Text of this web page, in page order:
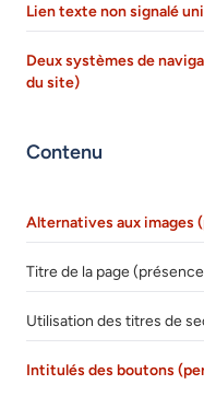
Lien texte non signalé
Deux systèmes de
du site)
Contenu
Alternatives aux images
Titre de la page
Utilisation des titres de
Intitulés des boutons